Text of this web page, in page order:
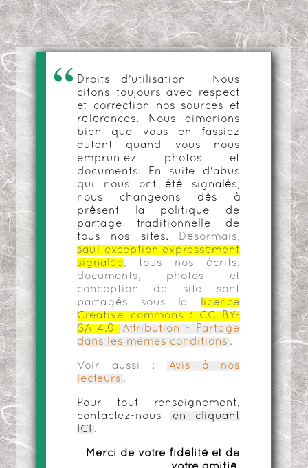
Droits d'utilisation - Nous
citons toujours avec respect
et correction nos sources et
références. Nous aimerions
bien que vous en fassiez
autant quand vous nous
empruntez photos et
documents. En suite d'abus
qui nous ont été signalés,
nous changeons dès à
présent la politique de
partage traditionnelle de
tous nos sites.
Désormais,
sauf exception expressément
signalée, tous nos écrits,
documents, photos et
conception de site sont
partagés sous la
licence
Creative commons :
CC BY-
SA 4.0
Attribution - Partage
dans les mêmes conditions .
Voir aussi :
Avis à nos
lecteurs .
Pour tout renseignement,
contactez-nous
en cliquant
ICI
.
Merci de votre fidélité et de